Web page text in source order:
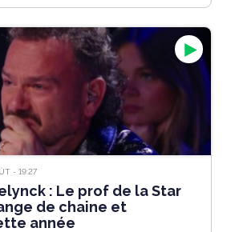
- 19:27
: Le prof de la Star
de chaine et
année